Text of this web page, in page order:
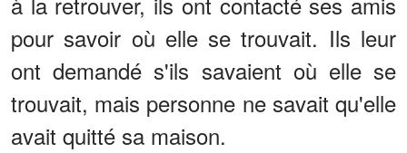
pour savoir où elle se trouvait. Ils leur
ont demandé s'ils savaient où elle se
trouvait, mais personne ne savait qu'elle
avait quitté sa maison.